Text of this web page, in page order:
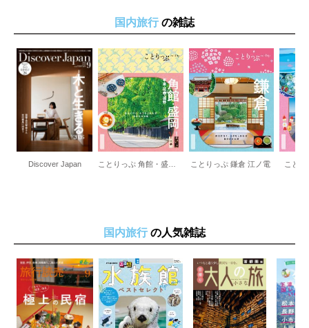
琉球ガラス／紅型／琉球漆器／琉球藍染め
エリア特集 那覇・首里・国際通り
首里城公園
古都首里さんぽ
首里グルメ＆カフェ
これであなたも沖縄ツウ！
まだある！おすすめスポット
沖縄美ら海水族館周辺・古宇利島
国営沖縄記念公園（海洋博公園）
今帰仁城跡
沖縄美ら海水族館周辺のテーマパーク
沖縄の原風景をおさんぽ
沖縄の海を安全に楽しむノウハウ３
中部
美浜アメリカンビレッジ
アメリカンなヴィンテージSHOP
国内旅行の雑誌
Discover Japan ことりっぷ 鎌倉 江ノ電 こと
国内旅行の人気雑誌